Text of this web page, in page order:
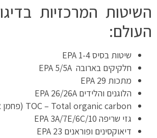
העולם:
שיטות בסיס EPA 1-4
חלקיקים בארובה EPA 5/5A
מתכות EPA 29
הלוגנים והלידים EPA 26/26A
TOC – Total organic carbon (פחמן אורגני) – EPA 25A
גזי שריפה EPA 3A/7E/6C/10
דיאוקסינים ופוראנים EPA 23